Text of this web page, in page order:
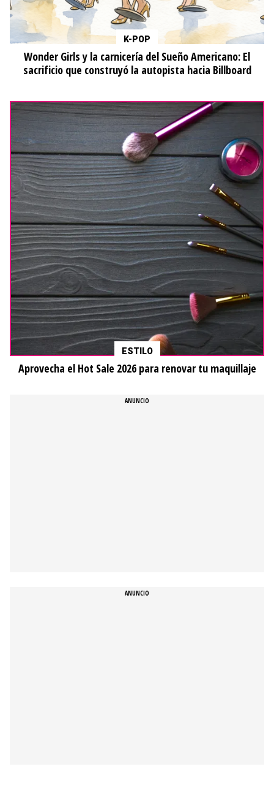
K-POP
Wonder Girls y la carnicería del Sueño Americano: El
sacrificio que construyó la autopista hacia Billboard
ESTILO
Aprovecha el Hot Sale 2026 para renovar tu maquillaje